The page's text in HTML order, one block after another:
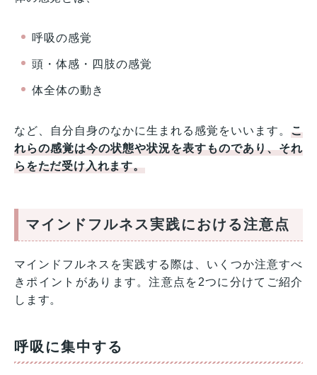
呼吸の感覚
頭・体感・四肢の感覚
体全体の動き
など、自分自身のなかに生まれる感覚をいいます。こ
れらの感覚は今の状態や状況を表すものであり、それ
らをただ受け入れます。
マインドフルネス実践における注意点
マインドフルネスを実践する際は、いくつか注意すべ
きポイントがあります。注意点を2つに分けてご紹介
します。
呼吸に集中する